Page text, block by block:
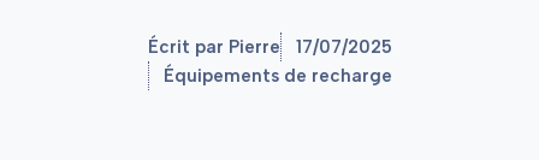
Écrit par Pierre
17/07/2025
Équipements de recharge